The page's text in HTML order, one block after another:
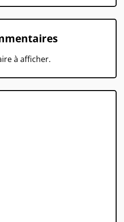
à afficher.